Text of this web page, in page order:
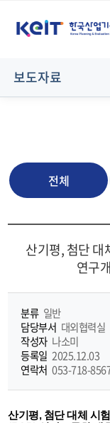
보도자료
전체
산기평, 첨단 대
연구
분류 일반
담당부서 대외협력실
작성자 나소미
등록일 2025.12.03
연락처 053-718-
산기평, 첨단 대체 시